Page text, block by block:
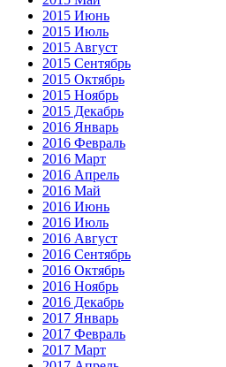
2015 Июнь
2015 Июль
2015 Август
2015 Сентябрь
2015 Октябрь
2015 Ноябрь
2015 Декабрь
2016 Январь
2016 Февраль
2016 Март
2016 Апрель
2016 Май
2016 Июнь
2016 Июль
2016 Август
2016 Сентябрь
2016 Октябрь
2016 Ноябрь
2016 Декабрь
2017 Январь
2017 Февраль
2017 Март